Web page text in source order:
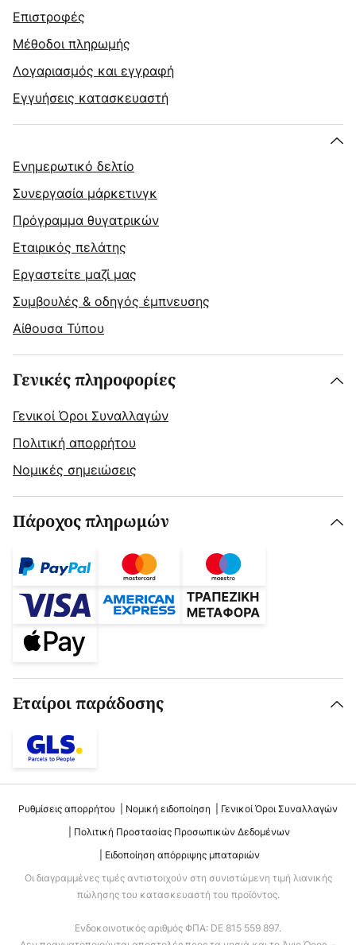
Επιστροφές
Μέθοδοι πληρωμής
Λογαριασμός και εγγραφή
Εγγυήσεις κατασκευαστή
Ενημερωτικό δελτίο
Συνεργασία μάρκετινγκ
Πρόγραμμα θυγατρικών
Εταιρικός πελάτης
Εργαστείτε μαζί μας
Συμβουλές & οδηγός έμπνευσης
Αίθουσα Τύπου
Γενικές πληροφορίες
Γενικοί Όροι Συναλλαγών
Πολιτική απορρήτου
Νομικές σημειώσεις
Πάροχος πληρωμών
Εταίροι παράδοσης
Ρυθμίσεις απορρήτου Νομική ειδοποίηση
Γενικοί Όροι Συναλλαγών
Πολιτική Προστασίας Προσωπικών Δεδομένων
Ειδοποίηση απόρριψης μπαταριών
Οι διαγραμμένες τιμές αντιστοιχούν στη συνιστώμενη τιμή λιανικής
πώλησης του κατασκευαστή του προϊόντος.
Ενδοκοινοτικός αριθμός ΦΠΑ: DE 815 559 897.